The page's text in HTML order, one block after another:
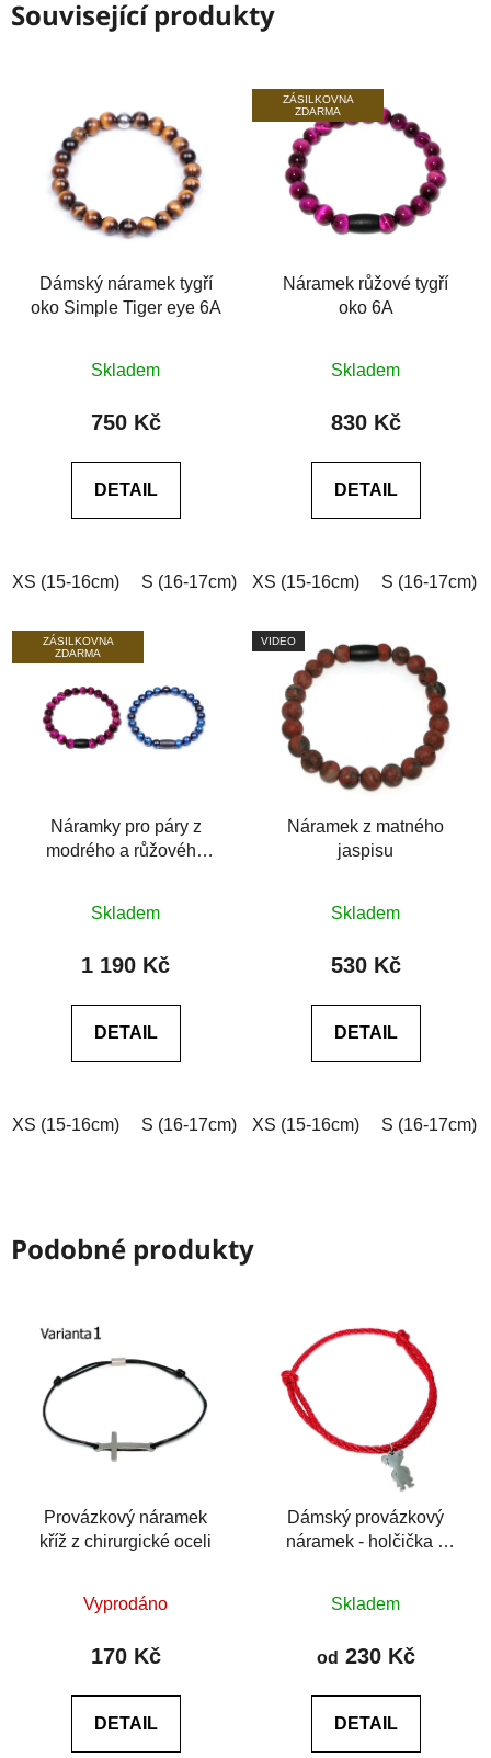
Související produkty
Dámský náramek tygří
oko Simple Tiger eye 6A
hodnocení
produktu
z
Skladem
750 Kč
DETAIL
XS (15-16cm) S (16-17cm) M (17-18cm) L (18-19cm)
ZÁSILKOVNA
ZDARMA
Náramek růžové tygří
oko 6A
hodnocení
produktu
z
Skladem
830 Kč
DETAIL
XS (15-16cm) S (16-17cm)
ZÁSILKOVNA
ZDARMA
Náramky pro páry z
modrého a růžového
hodnocení
produktu
z
Skladem
1 190 Kč
DETAIL
XS (15-16cm) S (16-17cm) M (17-18cm) L (18-19cm)
VIDEO
Náramek z matného
jaspisu
hodnocení
produktu
z
Skladem
530 Kč
DETAIL
XS (15-16cm) S (16-17cm)
Podobné produkty
Provázkový náramek
kříž z chirurgické oceli
hodnocení
produktu
z
Vyprodáno
170 Kč
DETAIL
Dámský provázkový
náramek - holčička z
hodnocení
produktu
z
Skladem
od 230 Kč
DETAIL